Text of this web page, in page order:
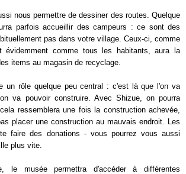
nous permettre de dessiner des routes. Quelque
parfois accueillir des campeurs : ce sont des
pas dans votre village. Ceux-ci, comme
évidemment comme tous les habitants, aura la
items au magasin de recyclage.
un rôle quelque peu central : c'est là que l'on va
va pouvoir construire. Avec Shizue, on pourra
ressemblera une fois la construction achevée,
placer une construction au mauvais endroit. Les
faire des donations - vous pourrez vous aussi
plus vite.
le musée permettra d'accéder à différentes